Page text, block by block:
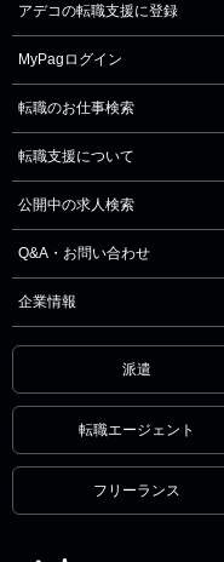
アデコの転職支援に登録
MyPagログイン
転職のお仕事検索
転職支援について
公開中の求人検索
Q&A・お問い合わせ
企業情報
派遣
転職エージェント
フリーランス